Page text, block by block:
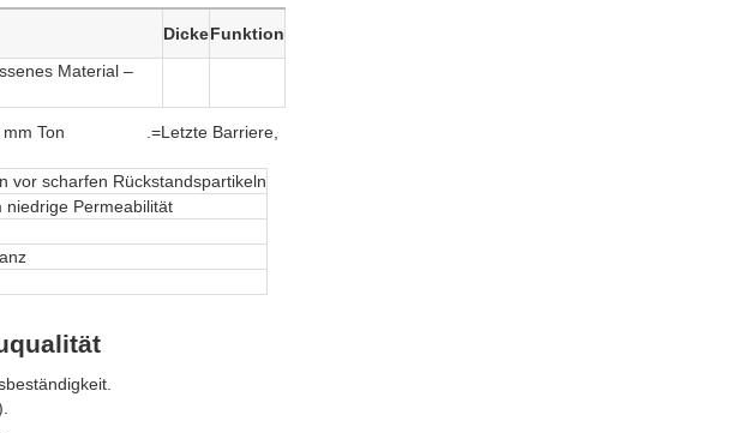
DickeFunktion
Material –
mm Ton .=Letzte Barriere,
scharfen Rückstandspartikeln
Permeabilität